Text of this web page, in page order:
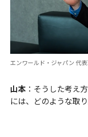
エンワールド・ジャパン 代
山本：そうした考え
には、どのような取